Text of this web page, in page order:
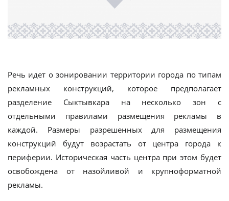
Речь идет о зонировании территории города по типам
рекламных конструкций, которое предполагает
разделение Сыктывкара на несколько зон с
отдельными правилами размещения рекламы в
каждой. Размеры разрешенных для размещения
конструкций будут возрастать от центра города к
периферии. Историческая часть центра при этом будет
освобождена от назойливой и крупноформатной
рекламы.